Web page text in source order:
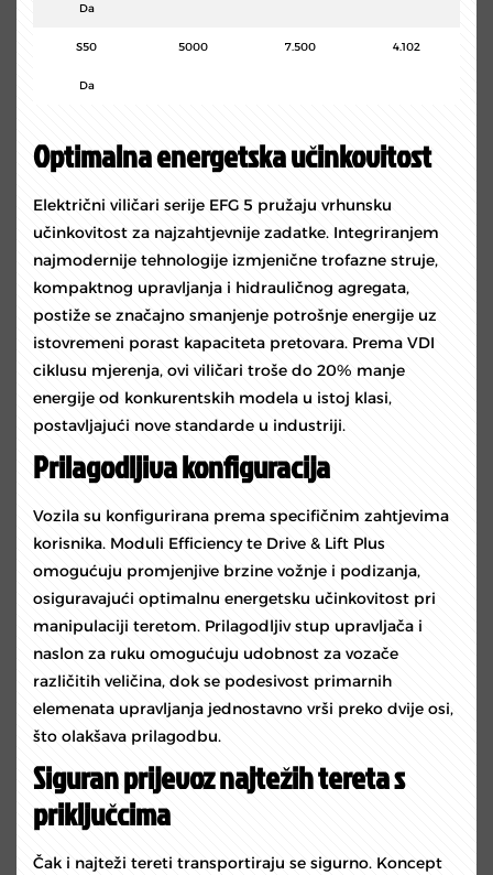
Da
S50 5000 7.500 4.102
Da
Optimalna energetska učinkovitost
Električni viličari serije EFG 5 pružaju vrhunsku
učinkovitost za najzahtjevnije zadatke. Integriranjem
najmodernije tehnologije izmjenične trofazne struje,
kompaktnog upravljanja i hidrauličnog agregata,
postiže se značajno smanjenje potrošnje energije uz
istovremeni porast kapaciteta pretovara. Prema VDI
ciklusu mjerenja, ovi viličari troše do 20% manje
energije od konkurentskih modela u istoj klasi,
postavljajući nove standarde u industriji.
Prilagodljiva konfiguracija
Vozila su konfigurirana prema specifičnim zahtjevima
korisnika. Moduli Efficiency te Drive & Lift Plus
omogućuju promjenjive brzine vožnje i podizanja,
osiguravajući optimalnu energetsku učinkovitost pri
manipulaciji teretom. Prilagodljiv stup upravljača i
naslon za ruku omogućuju udobnost za vozače
različitih veličina, dok se podesivost primarnih
elemenata upravljanja jednostavno vrši preko dvije osi,
što olakšava prilagodbu.
Siguran prijevoz najtežih tereta s
priključcima
Čak i najteži tereti transportiraju se sigurno. Koncept